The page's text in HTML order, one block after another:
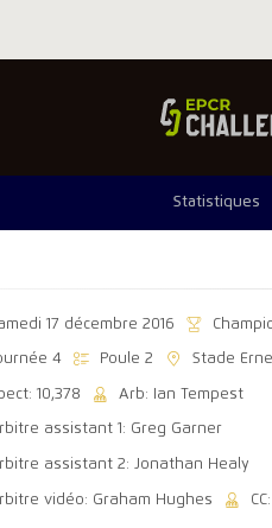
Statistiques
17 décembre 2016
4 Poule 2 Stade
10,378 Arb: Ian Tempest
assistant 1: Greg Garner
assistant 2: Jonathan Healy
vidéo: Graham Hughes